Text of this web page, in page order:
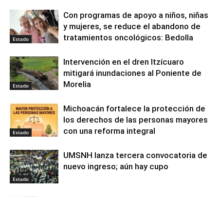
Estado
Con programas de apoyo a niños, niñas
y mujeres, se reduce el abandono de
tratamientos oncológicos: Bedolla
Estado
Intervención en el dren Itzícuaro
mitigará inundaciones al Poniente de
Morelia
Estado
Michoacán fortalece la protección de
los derechos de las personas mayores
con una reforma integral
Estado
UMSNH lanza tercera convocatoria de
nuevo ingreso; aún hay cupo